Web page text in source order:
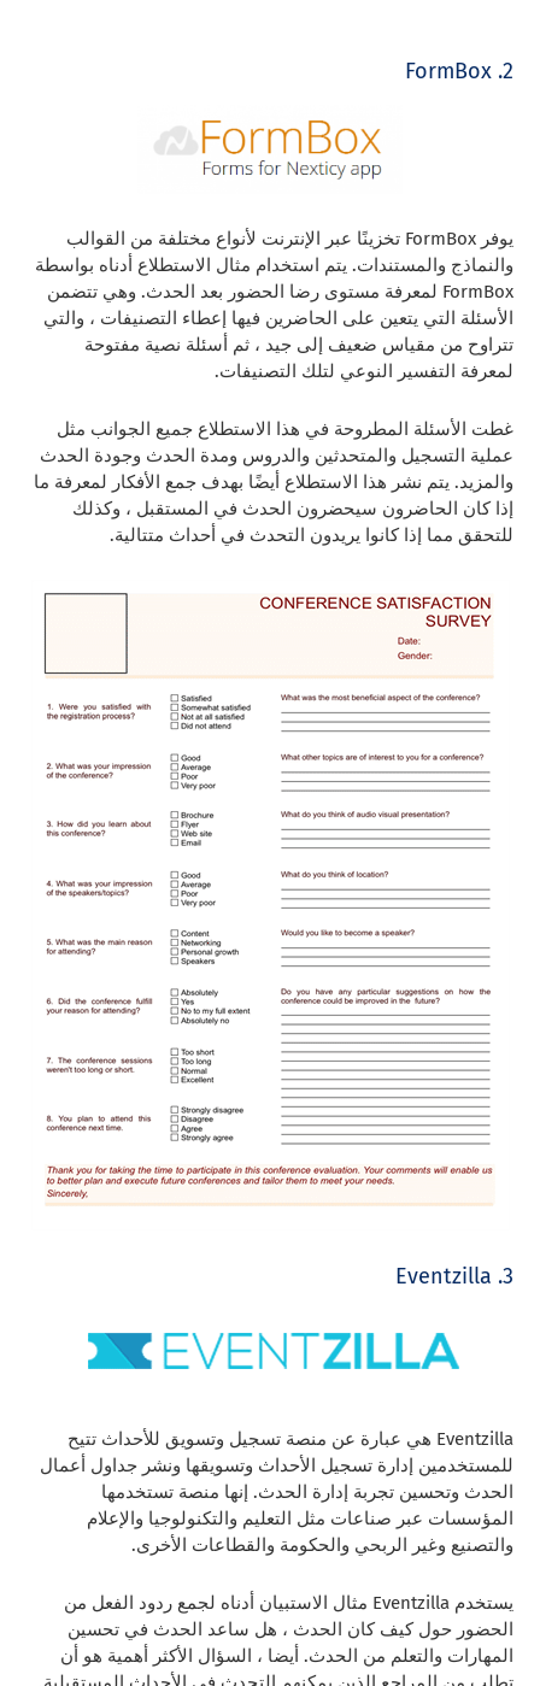
2. FormBox
يوفر FormBox تخزينًا عبر الإنترنت لأنواع مختلفة من القوالب
والنماذج والمستندات. يتم استخدام مثال الاستطلاع أدناه بواسطة
FormBox لمعرفة مستوى رضا الحضور بعد الحدث. وهي تتضمن
الأسئلة التي يتعين على الحاضرين فيها إعطاء التصنيفات ، والتي
تتراوح من مقياس ضعيف إلى جيد ، ثم أسئلة نصية مفتوحة
لمعرفة التفسير النوعي لتلك التصنيفات.
غطت الأسئلة المطروحة في هذا الاستطلاع جميع الجوانب مثل
عملية التسجيل والمتحدثين والدروس ومدة الحدث وجودة الحدث
والمزيد. يتم نشر هذا الاستطلاع أيضًا بهدف جمع الأفكار لمعرفة ما
إذا كان الحاضرون سيحضرون الحدث في المستقبل ، وكذلك
للتحقق مما إذا كانوا يريدون التحدث في أحداث متتالية.
3. Eventzilla
Eventzilla هي عبارة عن منصة تسجيل وتسويق للأحداث تتيح
للمستخدمين إدارة تسجيل الأحداث وتسويقها ونشر جداول أعمال
الحدث وتحسين تجربة إدارة الحدث. إنها منصة تستخدمها
المؤسسات عبر صناعات مثل التعليم والتكنولوجيا والإعلام
والتصنيع وغير الربحي والحكومة والقطاعات الأخرى.
يستخدم Eventzilla مثال الاستبيان أدناه لجمع ردود الفعل من
الحضور حول كيف كان الحدث ، هل ساعد الحدث في تحسين
المهارات والتعلم من الحدث. أيضا ، السؤال الأكثر أهمية هو أن